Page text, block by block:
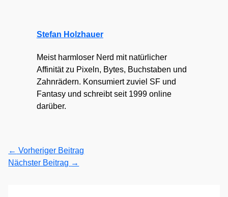
Stefan Holzhauer
Meist harmloser Nerd mit natürlicher
Affinität zu Pixeln, Bytes, Buchstaben und
Zahnrädern. Konsumiert zuviel SF und
Fantasy und schreibt seit 1999 online
darüber.
← Vorheriger Beitrag
Nächster Beitrag →